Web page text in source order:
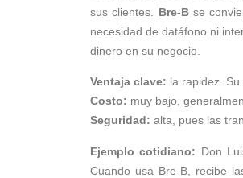
sus clientes. Bre-Bse
necesidad de datáfono ni
dinero en su negocio.
Ventaja clave: la rapidez.
Costo: muy bajo,
Seguridad: alta, pues las
Ejemplo cotidiano: Don
Cuando usa Bre-B, recibe